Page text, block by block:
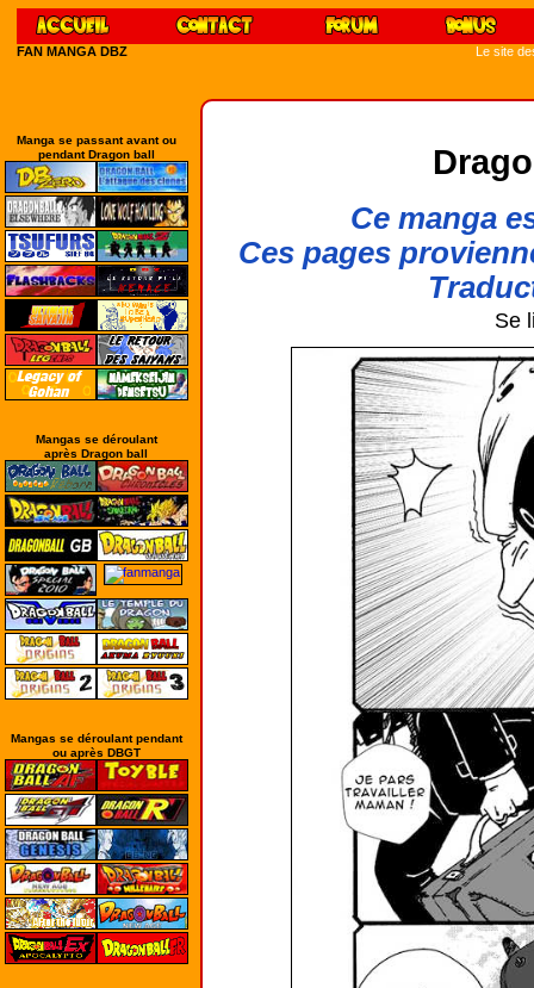
FAN MANGA DBZ Le site
Manga se passant avant ou
pendant Dragon ball
Mangas se déroulant
après Dragon ball
Mangas se déroulant pendant
ou après DBGT
Ce manga
Ces pages
Se